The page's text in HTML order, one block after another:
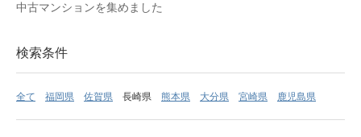
中古マンションを集めました
検索条件
全て 福岡県 佐賀県 長崎県 熊本県 大分県 宮崎県 鹿児島県